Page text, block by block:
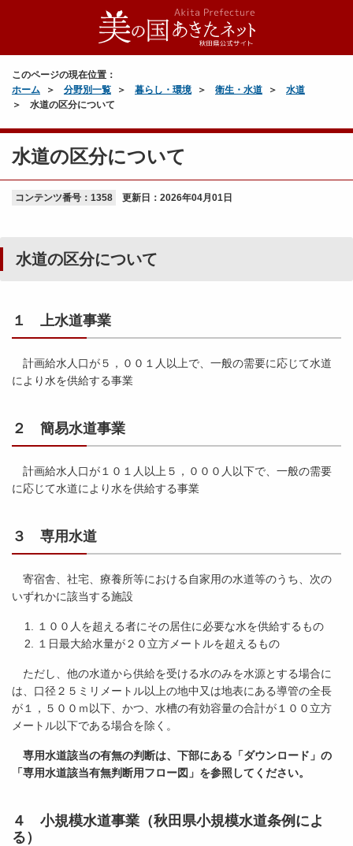
このページの現在位置：
ホーム
分野別一覧 暮らし・環境 衛生・水道
水道
水道の区分について
水道の区分について
コンテンツ番号：1358 更新日： 2026年04月01日
水道の区分について
１ 上水道事業
計画給水人口が５，００１人以上で、一般の需要に応じて水道
により水を供給する事業
２ 簡易水道事業
計画給水人口が１０１人以上５，０００人以下で、一般の需要
に応じて水道により水を供給する事業
３ 専用水道
寄宿舎、社宅、療養所等における自家用の水道等のうち、次の
いずれかに該当する施設
１００人を超える者にその居住に必要な水を供給するもの
１日最大給水量が２０立方メートルを超えるもの
ただし、他の水道から供給を受ける水のみを水源とする場合に
は、口径２５ミリメートル以上の地中又は地表にある導管の全長
が１，５００ｍ以下、かつ、水槽の有効容量の合計が１００立方
メートル以下である場合を除く。
専用水道該当の有無の判断は、下部にある「ダウンロード」の
「専用水道該当有無判断用フロー図」を参照してください。
４ 小規模水道事業（秋田県小規模水道条例によ
る）